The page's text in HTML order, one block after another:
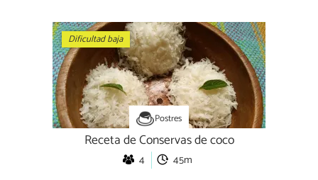
Dificultad baja
Postres
Receta de Conservas de coco
4 45m